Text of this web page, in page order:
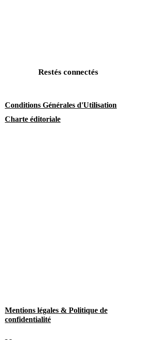
Restés connectés
Conditions Générales d'Utilisation
Charte éditoriale
Mentions légales & Politique de
confidentialité